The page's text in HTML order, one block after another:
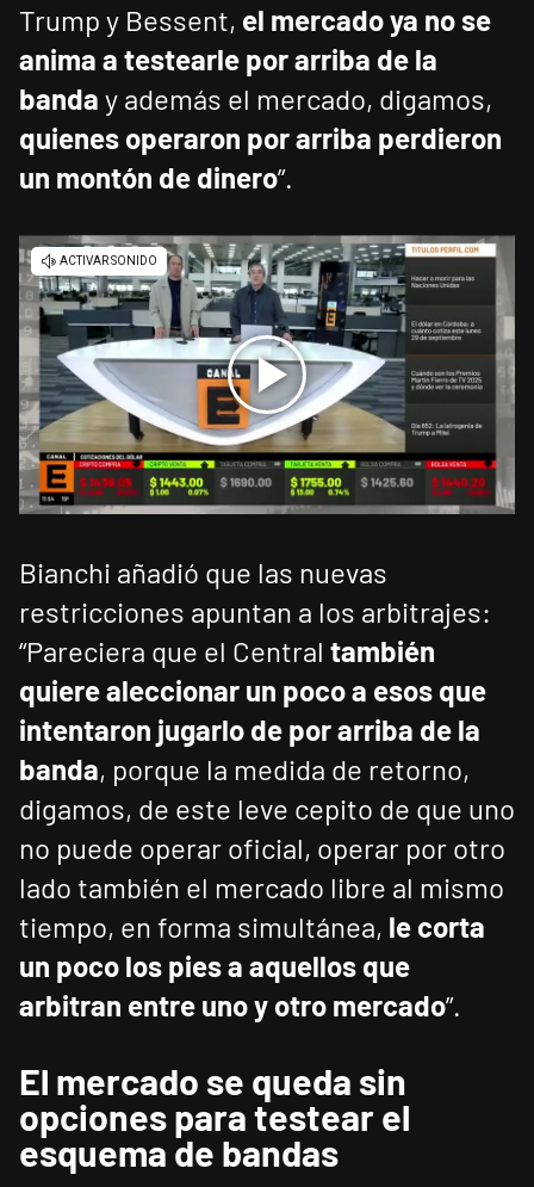
Trump y Bessent, el mercado ya no se
anima a testearle por arriba de la
banda y además el mercado, digamos,
quienes operaron por arriba perdieron
un montón de dinero”.
Bianchi añadió que las nuevas
restricciones apuntan a los arbitrajes:
“Pareciera que el Central también
quiere aleccionar un poco a esos que
intentaron jugarlo de por arriba de la
banda, porque la medida de retorno,
digamos, de este leve cepito de que uno
no puede operar oficial, operar por otro
lado también el mercado libre al mismo
tiempo, en forma simultánea, le corta
un poco los pies a aquellos que
arbitran entre uno y otro mercado”.
El mercado se queda sin
opciones para testear el
esquema de bandas